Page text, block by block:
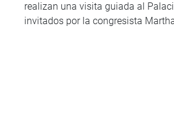
realizan una visita guiada al
invitados por la congresista